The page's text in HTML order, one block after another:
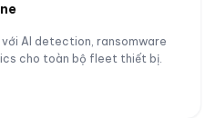
AI detection, ransomware
cho toàn bộ fleet thiết bị.